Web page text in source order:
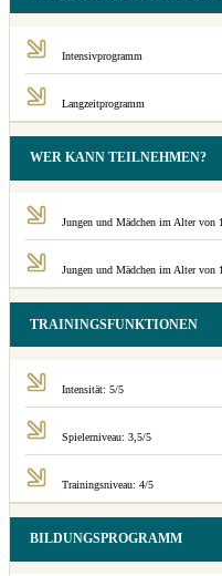
Intensivprogramm
Langzeitprogramm
WER KANN TEILNEHMEN?
Jungen und Mädchen im Alter von
Jungen und Mädchen im Alter von
TRAININGSFUNKTIONEN
Intensität: 5/5
Spielerniveau: 3,5/5
Trainingsniveau: 4/5
BILDUNGSPROGRAMM